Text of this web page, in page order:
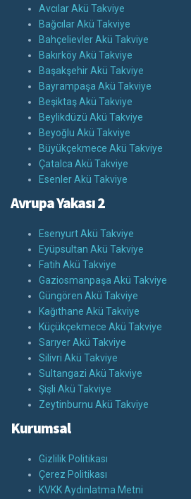
Avcılar Akü Takviye
Bağcılar Akü Takviye
Bahçelievler Akü Takviye
Bakırköy Akü Takviye
Başakşehir Akü Takviye
Bayrampaşa Akü Takviye
Beşiktaş Akü Takviye
Beylikdüzü Akü Takviye
Beyoğlu Akü Takviye
Büyükçekmece Akü Takviye
Çatalca Akü Takviye
Esenler Akü Takviye
Avrupa Yakası 2
Esenyurt Akü Takviye
Eyüpsultan Akü Takviye
Fatih Akü Takviye
Gaziosmanpaşa Akü Takviye
Güngören Akü Takviye
Kağıthane Akü Takviye
Küçükçekmece Akü Takviye
Sarıyer Akü Takviye
Silivri Akü Takviye
Sultangazi Akü Takviye
Şişli Akü Takviye
Zeytinburnu Akü Takviye
Kurumsal
Gizlilik Politikası
Çerez Politikası
KVKK Aydınlatma Metni